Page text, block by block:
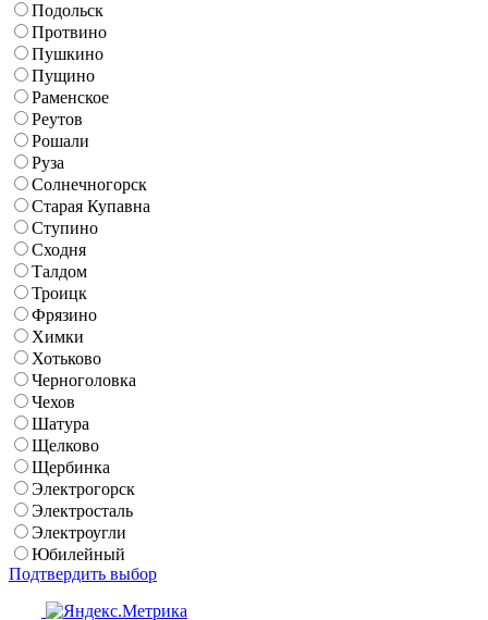
Подольск
Протвино
Пушкино
Пущино
Раменское
Реутов
Рошали
Руза
Солнечногорск
Старая Купавна
Ступино
Сходня
Талдом
Троицк
Фрязино
Химки
Хотьково
Черноголовка
Чехов
Шатура
Щелково
Щербинка
Электрогорск
Электросталь
Электроугли
Юбилейный
Подтвердить выбор